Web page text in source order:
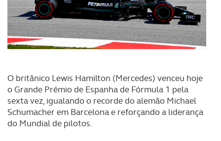
O britânico Lewis Hamilton (Mercedes) venceu hoje
o Grande Prémio de Espanha de Fórmula 1 pela
sexta vez, igualando o recorde do alemão Michael
Schumacher em Barcelona e reforçando a liderança
do Mundial de pilotos.